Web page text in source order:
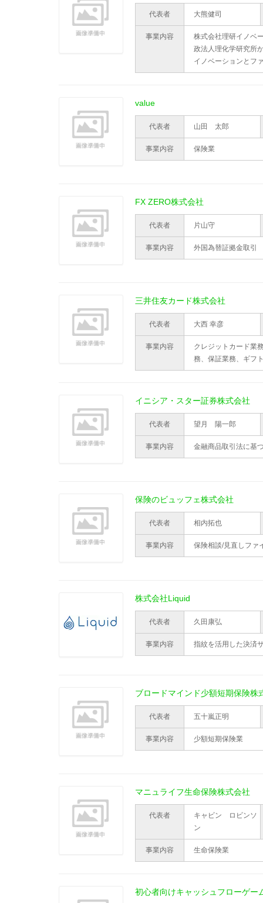
代表者 大熊健司
事業内容
株式会社理研イノベ
政法人理化学研究所
イノベーションとフ
value
代表者 山田 太郎
事業内容 保険業
FX ZERO株式会社
代表者 片山守
事業内容 外国為替証拠金取引
三井住友カード株式会社
代表者 大西 幸彦
事業内容
クレジットカード業
務、保証業務、ギフ
イニシア・スター証券株式会社
代表者 望月 陽一郎
事業内容 金融商品取引法に基
保険のビュッフェ株式会社
代表者 相内拓也
事業内容 保険相談/見直しファ
株式会社Liquid
代表者 久田康弘
事業内容 指紋を活用した決済
ブロードマインド少額短期保険株
代表者 五十嵐正明
事業内容 少額短期保険業
マニュライフ生命保険株式会社
代表者
キャビン ロビンソ
ン
事業内容 生命保険業
初心者向けキャッシュフローゲー